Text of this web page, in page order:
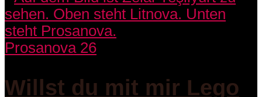
Prosanova 26
Willst du mit mir Lego